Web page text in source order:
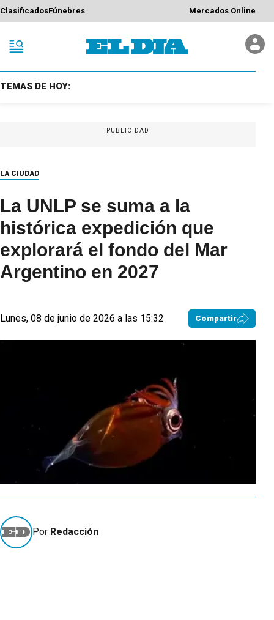
ClasificadosFúnebres Mercados Online
TEMAS DE HOY:
PUBLICIDAD
LA CIUDAD
La UNLP se suma a la
histórica expedición que
explorará el fondo del Mar
Argentino en 2027
Lunes, 08 de junio de 2026 a las 15:32 Compartir
Por Redacción